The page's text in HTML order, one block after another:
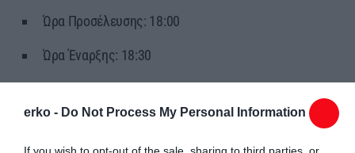
erko - Do Not Process My Personal Information
If you wish to opt-out of the sale, sharing to third parties, or
Ώρα Προσέλευσης: 18:00
Ώρα Έναρξης: 18:30